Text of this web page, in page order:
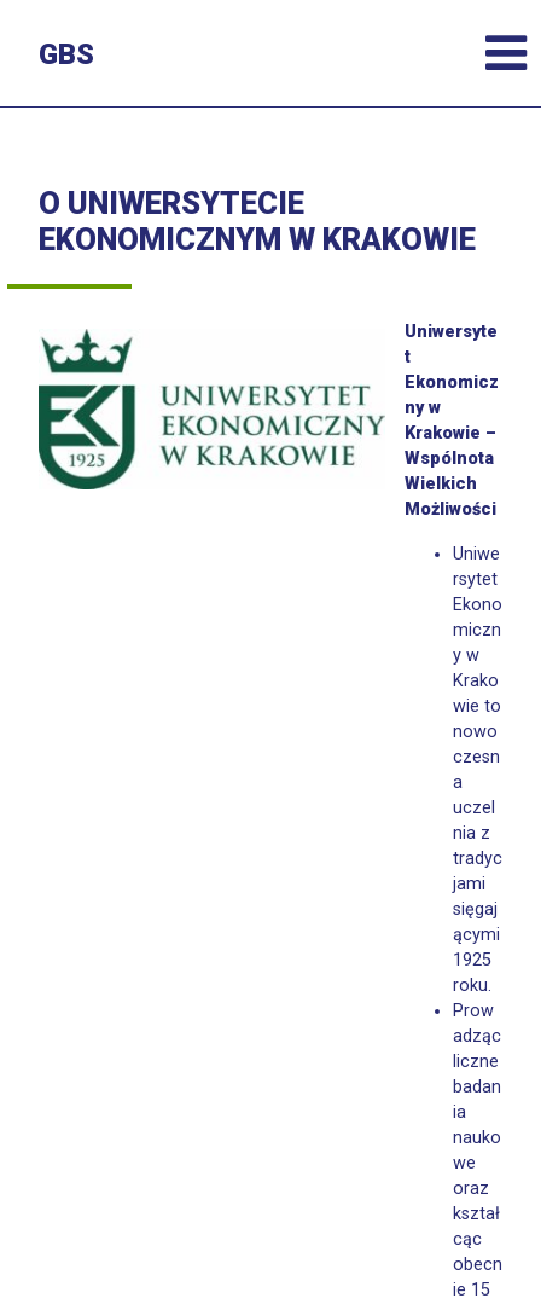
GBS
O UNIWERSYTECIE
EKONOMICZNYM W KRAKOWIE
Uniwersyte
t
Ekonomicz
ny w
Krakowie –
Wspólnota
Wielkich
Możliwości
Uniwe
rsytet
Ekono
miczn
y w
Krako
wie to
nowo
czesn
a
uczel
nia z
tradyc
jami
sięgaj
ącymi
1925
roku.
Prow
adząc
liczne
badan
ia
nauko
we
oraz
kształ
cąc
obecn
ie 15